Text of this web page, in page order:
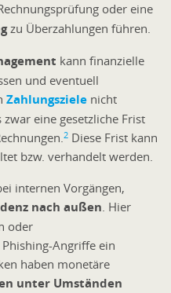
oder eine
zu Überzahlungen führen.
kann finanzielle
und eventuell
Zahlungsziele nicht
eine gesetzliche Frist
2 Diese Frist kann
bzw. verhandelt werden.
internen Vorgängen,
nach außen. Hier
oder
Angriffe ein
haben monetäre
unter Umständen